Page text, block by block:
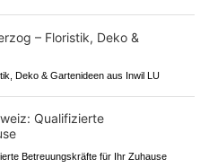
Deko & Gartenideen aus Inwil LU
Betreuungskräfte für Ihr Zuhause